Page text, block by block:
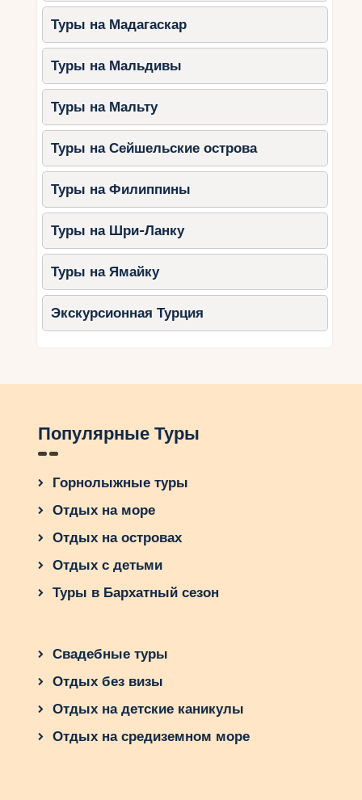
Туры на Мадагаскар
Туры на Мальдивы
Туры на Мальту
Туры на Сейшельские острова
Туры на Филиппины
Туры на Шри-Ланку
Туры на Ямайку
Экскурсионная Турция
Популярные Туры
Горнолыжные туры
Отдых на море
Отдых на островах
Отдых с детьми
Туры в Бархатный сезон
Свадебные туры
Отдых без визы
Отдых на детские каникулы
Отдых на средиземном море